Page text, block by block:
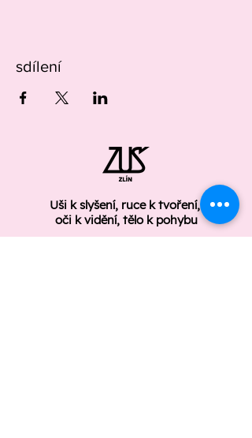
sdílení
Uši k slyšení, ruce k tvoření,
oči k vidění, tělo k pohybu